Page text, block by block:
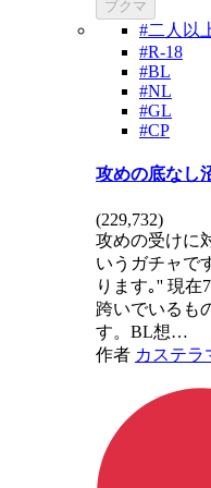
ブクマ
#二人以
#R-18
#BL
#NL
#GL
#CP
攻めの底なし
(229,732)
攻めの受けに
いうガチャで
ります｡'' 現在
跨いでいるも
す。BL想…
作者 カステラ